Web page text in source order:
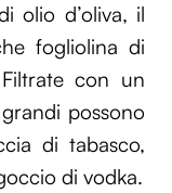
olio d’oliva, il
fogliolina di
con un
possono
di tabasco,
di vodka.